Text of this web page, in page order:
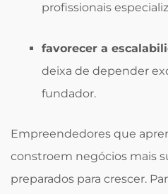
profissionais
favorecer a
deixa de depender
fundador.
Empreendedores que
constroem negócios mais
preparados para crescer.